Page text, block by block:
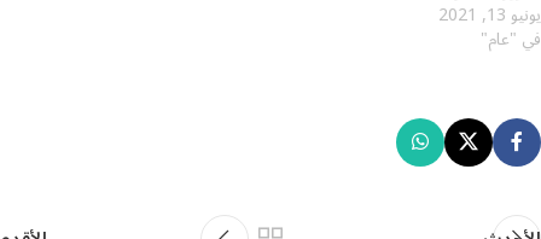
يونيو 13, 2021
في "عام"